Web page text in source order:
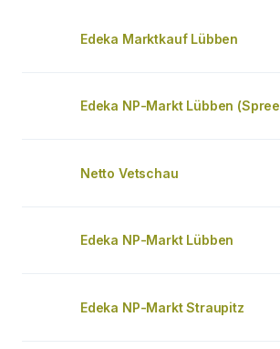
Edeka Marktkauf Lübben
Edeka NP-Markt Lübben
Netto Vetschau
Edeka NP-Markt Lübben
Edeka NP-Markt Straupitz